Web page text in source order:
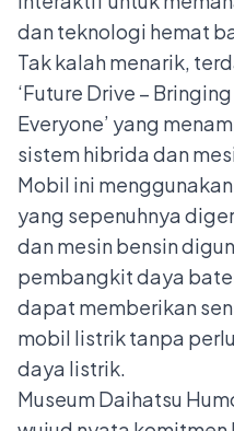
dan teknologi hemat
Tak kalah menarik,
‘Future Drive –
Everyone’ yang
sistem hibrida dan
Mobil ini
yang sepenuhnya
dan mesin bensin
pembangkit daya
dapat memberikan
mobil listrik tanpa
daya listrik.
Museum Daihatsu